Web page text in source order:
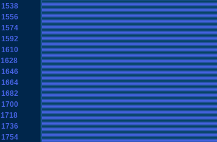
1538
1556
1574
1592
1610
1628
1646
1664
1682
1700
1718
1736
1754